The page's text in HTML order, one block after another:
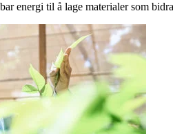
energi til å lage materialer som